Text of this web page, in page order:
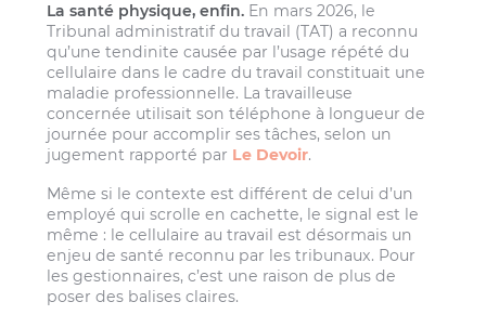
La santé physique, enfin. En mars 2026, le
Tribunal administratif du travail (TAT) a reconnu
qu’une tendinite causée par l’usage répété du
cellulaire dans le cadre du travail constituait une
maladie professionnelle. La travailleuse
concernée utilisait son téléphone à longueur de
journée pour accomplir ses tâches, selon un
jugement rapporté par Le Devoir.
Même si le contexte est différent de celui d’un
employé qui scrolle en cachette, le signal est le
même : le cellulaire au travail est désormais un
enjeu de santé reconnu par les tribunaux. Pour
les gestionnaires, c’est une raison de plus de
poser des balises claires.